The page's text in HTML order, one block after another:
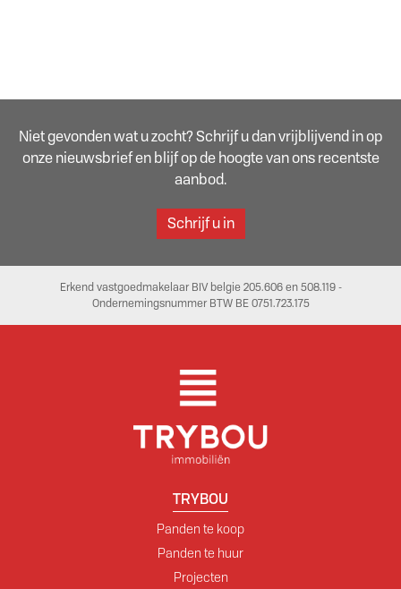
Niet gevonden wat u zocht? Schrijf u dan vrijblijvend in op
onze nieuwsbrief en blijf op de hoogte van ons recentste
aanbod.
Schrijf u in
Erkend vastgoedmakelaar BIV belgie 205.606 en 508.119 -
Ondernemingsnummer BTW BE 0751.723.175
TRYBOU
Panden te koop
Panden te huur
Projecten